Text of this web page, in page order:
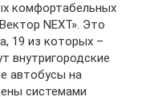
комфортабельных
NEXT». Это
19 из которых –
внутригородские
автобусы на
системами